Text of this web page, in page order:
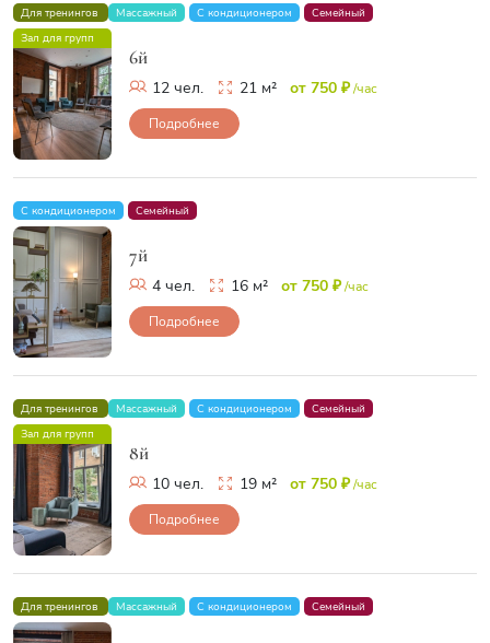
Для тренингов Массажный С кондиционером
Семейный
Зал для групп
6й
12 чел. 21 м² от 750 ₽/час
Подробнее
С кондиционером Семейный
7й
4 чел. 16 м² от 750 ₽/час
Подробнее
Для тренингов Массажный С кондиционером
Семейный
Зал для групп
8й
10 чел. 19 м² от 750 ₽/час
Подробнее
Для тренингов Массажный С кондиционером Семейный